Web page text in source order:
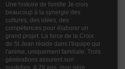
Fruité
Rouge
2023
75cl
Vin Autres Années
Une histoire de famille Je crois
beaucoup à la synergie des
cultures, des idées, des
compétences pour élaborer un
grand projet. La force de la Croix
de St Jean réside dans l'équipe qui
l'anime, uniquement familiale. Trois
générations assurent son
quotidien. A 78 ans, mon père